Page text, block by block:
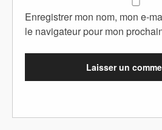
Enregistrer mon nom, mon e-
le navigateur pour mon